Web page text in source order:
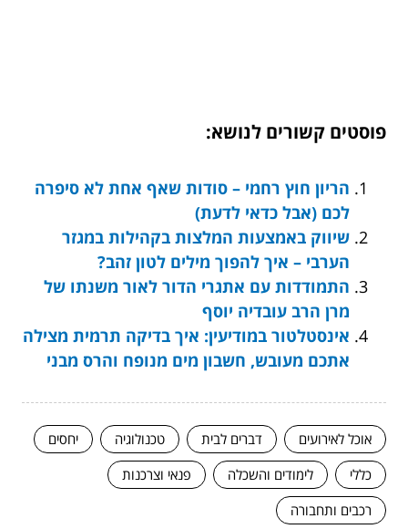
פוסטים קשורים לנושא:
הריון חוץ רחמי – סודות שאף אחת לא סיפרה
לכם (אבל כדאי לדעת)
שיווק באמצעות המלצות בקהילות במגזר
הערבי – איך להפוך מילים לטון זהב?
התמודדות עם אתגרי הדור לאור משנתו של
מרן הרב עובדיה יוסף
אינסטלטור במודיעין: איך בדיקה תרמית מצילה
אתכם מעובש, חשבון מים מנופח והרס מבני
אוכל לאירועים דברים לבית טכנולוגיה
יחסים
כללי
לימודים והשכלה
פנאי וצרכנות
רכבים ותחבורה